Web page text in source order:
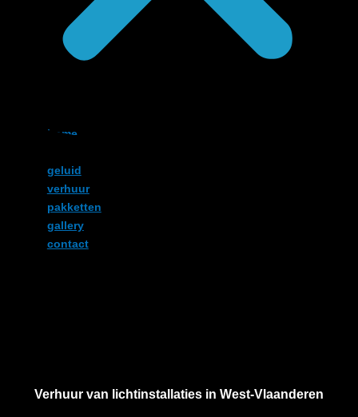
home
geluid
verhuur
pakketten
gallery
contact
Verhuur van lichtinstallaties in West-Vlaanderen